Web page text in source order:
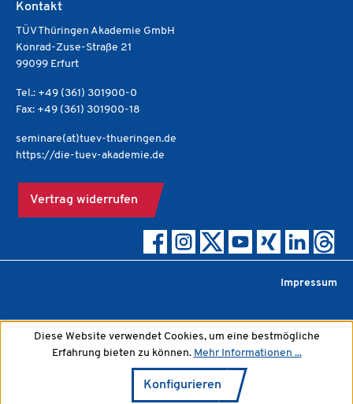
Kontakt
TÜV Thüringen Akademie GmbH
Konrad-Zuse-Straße 21
99099 Erfurt
Tel.: +49 (361) 301900-0
Fax: +49 (361) 301900-18
seminare(at)tuev-thueringen.de
https://die-tuev-akademie.de
Vertrag widerrufen
Impressum
Diese Website verwendet Cookies, um eine bestmögliche
Erfahrung bieten zu können. Mehr Informationen ...
Konfigurieren